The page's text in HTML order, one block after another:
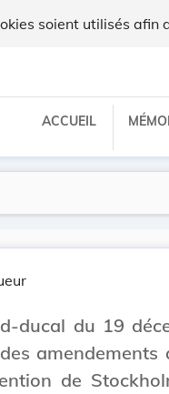
soient utilisés afin
ACCUEIL
ducal du 19
de